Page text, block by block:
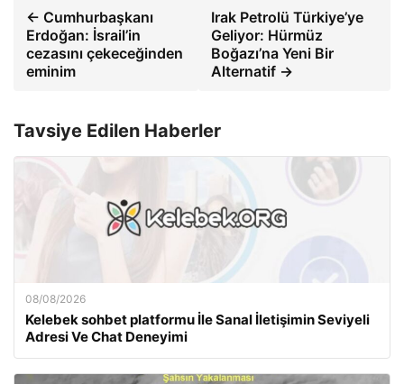
← Cumhurbaşkanı
Erdoğan: İsrail’in
cezasını çekeceğinden
eminim
Irak Petrolü Türkiye’ye
Geliyor: Hürmüz
Boğazı’na Yeni Bir
Alternatif →
Tavsiye Edilen Haberler
08/08/2026
Kelebek sohbet platformu İle Sanal İletişimin Seviyeli
Adresi Ve Chat Deneyimi